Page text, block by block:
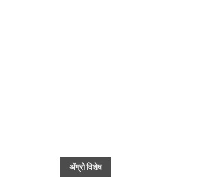
ॲग्रो विशेष